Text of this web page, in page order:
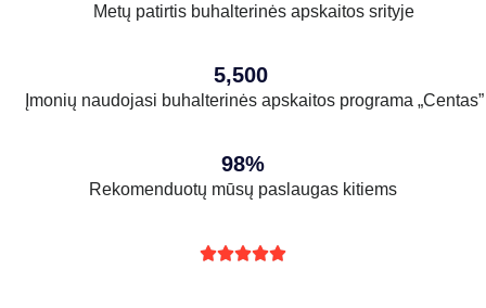
Metų patirtis buhalterinės apskaitos srityje
5,500
Įmonių naudojasi buhalterinės apskaitos programa „Centas”
98%
Rekomenduotų mūsų paslaugas kitiems
